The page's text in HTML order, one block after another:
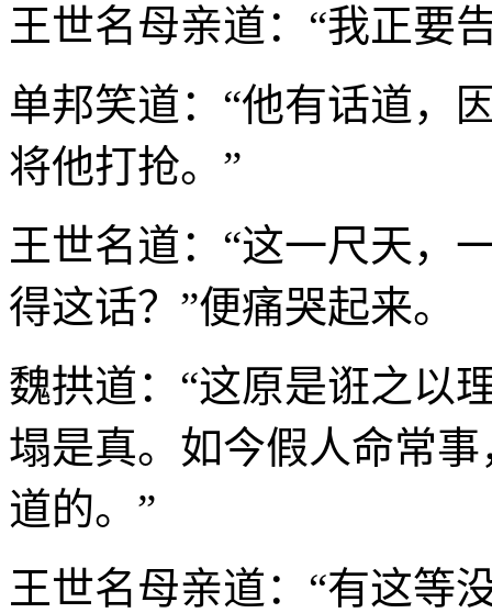
王世名母亲道：“我正要
单邦笑道：“他有话道，
将他打抢。”
王世名道：“这一尺天，
得这话？”便痛哭起来。
魏拱道：“这原是诳之以
塌是真。如今假人命常
道的。”
王世名母亲道：“有这等